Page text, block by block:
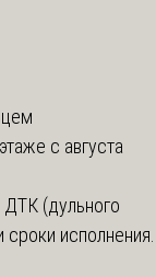
с августа
ДТК (дульного
исполнения.